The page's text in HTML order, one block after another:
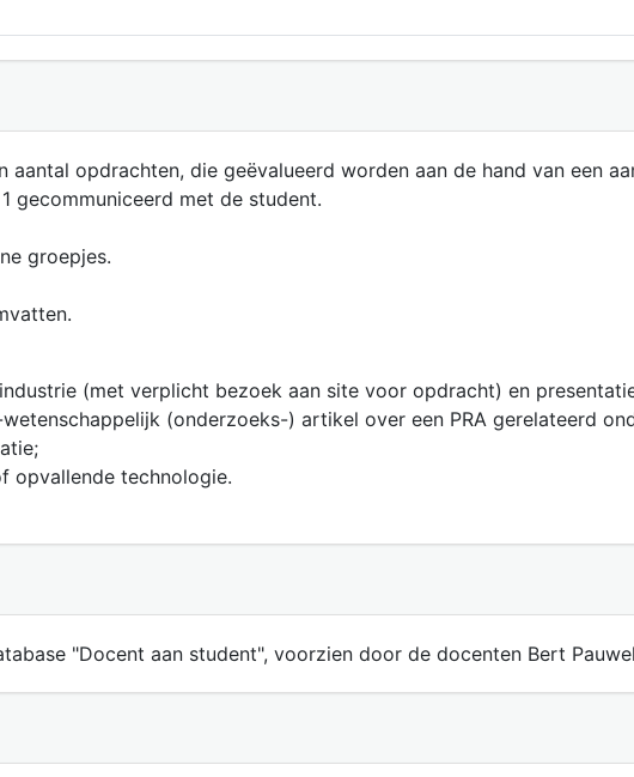
opdrachten, die geëvalueerd worden aan de hand van een
gecommuniceerd met de student.
groepjes.
(met verplicht bezoek aan site voor opdracht) en
(onderzoeks-) artikel over een PRA gerelateerd
opvallende technologie.
"Docent aan student", voorzien door de docenten Bert